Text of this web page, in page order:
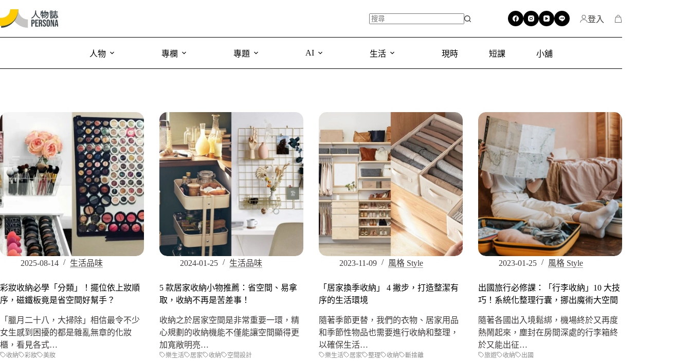
登入
人物 專欄 專題 AI 生活 現時 短課 小舖
2025-08-14 生活品味
彩妝收納必學「分類」！擺位依上妝順
序，磁鐵板竟是省空間好幫手？
「臘月二十八，大掃除」相信最令不少
女生感到困擾的都是雜亂無章的化妝
櫃，看見各式…
收納 彩妝 美妝
2024-01-25 生活品味
5 款居家收納小物推薦：省空間、易拿
取，收納不再是苦差事！
收納之於居家空間是非常重要一環，精
心規劃的收納機能不僅能讓空間顯得更
加寬敞明亮…
樂生活 居家 收納 空間設計
2023-11-09 風格 Style
「居家換季收納」 4 撇步，打造整潔有
序的生活環境
隨著季節更替，我們的衣物、居家用品
和季節性物品也需要進行收納和整理，
以確保生活…
樂生活 居家 整理 收納 斷捨離
2023-01-25 風格 Style
出國旅行必修課：「行李收納」10 大技
巧！系統化整理行囊，挪出魔術大空間
隨著各國出入境鬆綁，機場終於又再度
熱鬧起來，塵封在房間深處的行李箱終
於又能出征…
旅遊 收納 出國